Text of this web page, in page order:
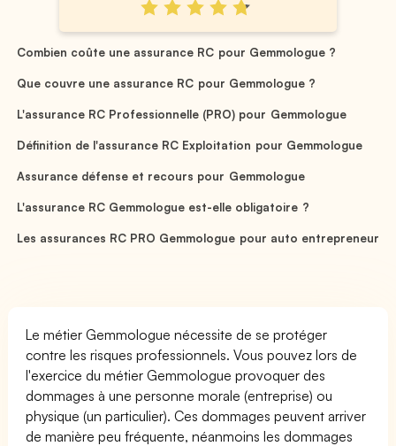
Combien coûte une assurance RC pour Gemmologue ?
Que couvre une assurance RC pour Gemmologue ?
L'assurance RC Professionnelle (PRO) pour Gemmologue
Définition de l'assurance RC Exploitation pour Gemmologue
Assurance défense et recours pour Gemmologue
L'assurance RC Gemmologue est-elle obligatoire ?
Les assurances RC PRO Gemmologue pour auto entrepreneur
Le métier Gemmologue nécessite de se protéger
contre les risques professionnels. Vous pouvez lors de
l'exercice du métier Gemmologue provoquer des
dommages à une personne morale (entreprise) ou
physique (un particulier). Ces dommages peuvent arriver
de manière peu fréquente, néanmoins les dommages